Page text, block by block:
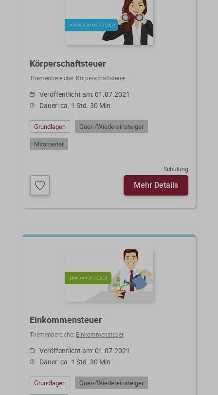
Körperschaftsteuer
Themenbereiche: Körperschaftsteuer
Veröffentlicht am: 01.07.2021
Dauer: ca. 1 Std. 30 Min.
Grundlagen
Quer-/Wiedereinsteiger
Mitarbeiter
Schulung
Mehr Details
Einkommensteuer
Themenbereiche: Einkommensteuer
Veröffentlicht am: 01.07.2021
Dauer: ca. 1 Std. 30 Min.
Grundlagen
Quer-/Wiedereinsteiger